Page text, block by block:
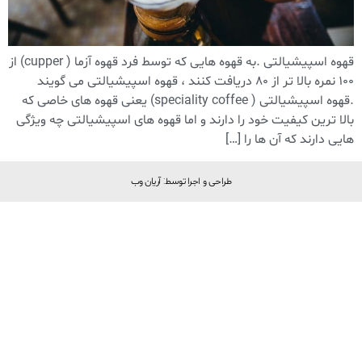
قهوه اسپیشیالتی .به قهوه هایی که توسط فرد قهوه آزما ( cupper) از
۱۰۰ نمره بالا تر از ۸۰ دریافت کنند ، قهوه اسپیشیالتی می گویند
.قهوه اسپیشیالتی ( speciality coffee) یعنی قهوه های خاصی که
بالا ترین کیفیت خود را دارند و اما قهوه های اسپیشیالتی چه ویژگی
هایی دارند که آن ها را […]
طراحی و اجرا توسط: آریان وب